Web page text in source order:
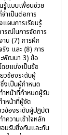
รู้แบบเพื่อนช่วย
ำเป็นต่อการ
ผนการเรียนรู้
รณ์ในการจัดการ
าน (7) การฝึก
ง และ (8) การ
พัฒนา 3) ข้อ
ดยแบ่งเป็นข้อ
วข้องระดับผู้
เป็นผู้กำหนด
ำหน้าที่กำหนดผู้รับ
หน้าที่ผู้จัด
ข้องระดับผู้ปฏิบัติ
วามเข้าใจหลัก
มรับซึ่งกันและกัน